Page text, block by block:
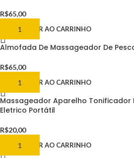
R$65,00
ADICIONAR AO CARRINHO
Almofada De Massageador De
R$65,00
ADICIONAR AO CARRINHO
Massageador Aparelho Tonificador
Eletrico Portátil
R$20,00
ADICIONAR AO CARRINHO